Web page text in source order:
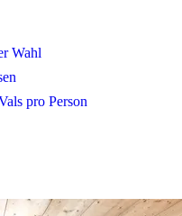
Wahl
pro Person